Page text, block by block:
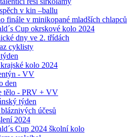
v kin –ballu
finále v minikopané mladších chlapců
Cup okrskové kolo 2024
dny ve 2. třídách
cyklisty
kolo 2024
- VV
den
tělo - PRV + VV
týden
účesů
2024
Cup 2024 školní kolo